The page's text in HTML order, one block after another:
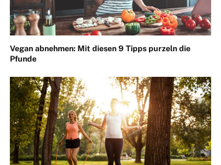
Vegan abnehmen: Mit diesen 9 Tipps purzeln die
Pfunde